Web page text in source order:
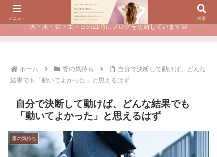
夫に不倫されたつらい経験が、あなたのチャンスに変わるカウンセリング
火・木・金・土・日の21時にブログを更新しています😊
ホーム 妻の気持ち
自分で決断して動けば、どんな
結果でも「動いてよかった」と思えるはず
自分で決断して動けば、どんな結果でも
「動いてよかった」と思えるはず
妻の気持ち
メニュー 検索